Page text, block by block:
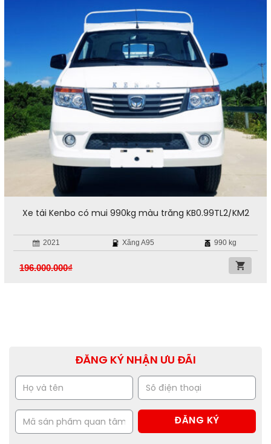
Xe tải Kenbo có mui 990kg màu trắng KB0.99TL2/KM2
2021 Xăng A95 990 kg
196.000.000₫
ĐĂNG KÝ NHẬN ƯU ĐÃI